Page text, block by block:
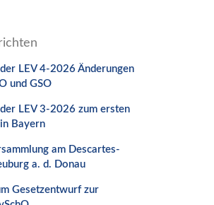
LEV 4-2026 Änderungen
und GSO
LEV 3-2026 zum ersten
Bayern
am Descartes-
a. d. Donau
Gesetzentwurf zur